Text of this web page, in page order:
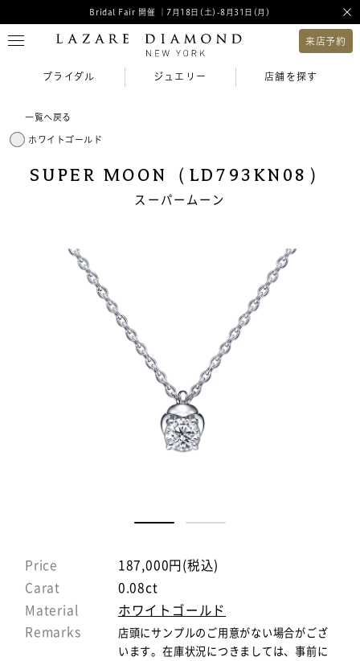
Bridal Fair 開催 ｜7月18日(土)-8月31日(月)
来店予約
ブライダル ジュエリー 店舗を探す
一覧へ戻る
ホワイトゴールド
SUPER MOON（LD793KN08）
スーパームーン
Price
187,000円(税込)
Carat
0.08ct
Material
ホワイトゴールド
Remarks
店頭にサンプルのご用意がない場合がござ
います。在庫状況につきましては、事前に